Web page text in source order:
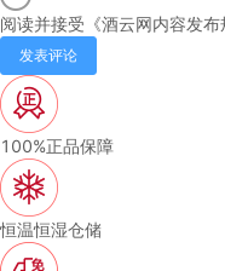
阅读并接受《酒云网内容发布
发表评论
100%正品保障
恒温恒湿仓储